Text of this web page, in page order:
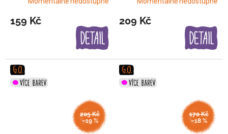
159 Kč 209 Kč
205 Kč
–19 %
170 Kč
–18 %